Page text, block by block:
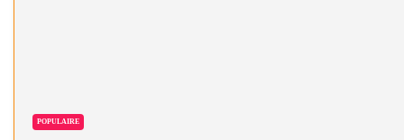
POPULAIRE